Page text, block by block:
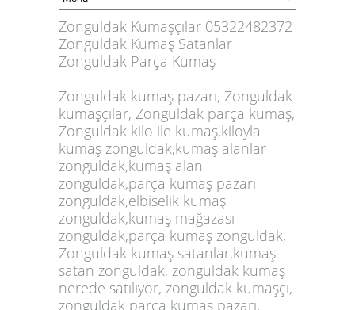
Zonguldak Kumaşçılar 05322482372
Zonguldak Kumaş Satanlar
Zonguldak Parça Kumaş
Zonguldak kumaş pazarı, Zonguldak
kumaşçılar, Zonguldak parça kumaş,
Zonguldak kilo ile kumaş,kiloyla
kumaş zonguldak,kumaş alanlar
zonguldak,kumaş alan
zonguldak,parça kumaş pazarı
zonguldak,elbiselik kumaş
zonguldak,kumaş mağazası
zonguldak,parça kumaş zonguldak,
Zonguldak kumaş satanlar,kumaş
satan zonguldak, zonguldak kumaş
nerede satılıyor, zonguldak kumaşçı,
zonguldak parça kumaş pazarı,